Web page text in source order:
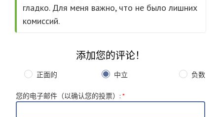
гладко. Для меня важно, что не было лишних
комиссий.
添加您的评论！
正面的 中立 负数
您的电子邮件（以确认您的投票） : *